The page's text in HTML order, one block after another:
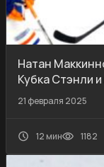
Натан
Кубка Стэнли
21 февраля 2025
12 мин 1182